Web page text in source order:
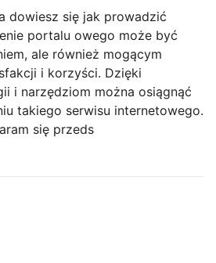
dowiesz się jak prowadzić
portalu owego może być
ale również mogącym
i korzyści. Dzięki
i narzędziom można osiągnąć
takiego serwisu internetowego.
się przeds